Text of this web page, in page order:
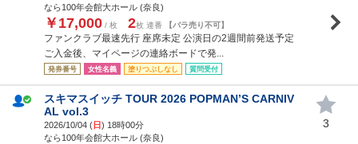
なら100年会館大ホール (奈良)
￥17,000 / 枚 2枚 連番 【バラ売り不可】
ファンクラブ最速先行 座席未定 公演日の2週間前発送予定
ご入金後、マイページの連絡ボードで発...
発券番号 女性名義 塗りつぶしなし 質問受付
スキマスイッチ TOUR 2026 POPMAN’S CARNIV
AL vol.3
2026/10/04 (日) 18時00分
なら100年会館大ホール (奈良)
3